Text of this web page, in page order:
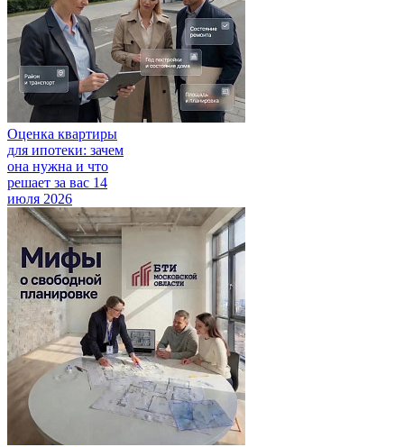
Оценка квартиры
для ипотеки: зачем
она нужна и что
решает за вас 14
июля 2026